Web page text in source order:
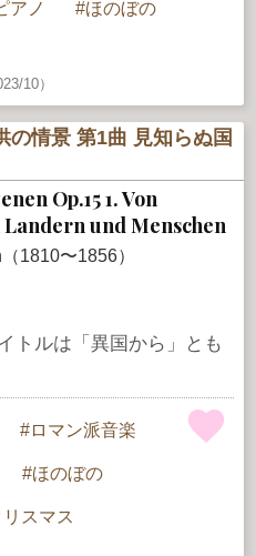
アノ ほのぼの
10）
の情景 第1曲 見知らぬ国
Op.15 1. Von
und Menschen
1810〜1856）
トルは「異国から」とも
ロマン派音楽
ほのぼの
リスマス